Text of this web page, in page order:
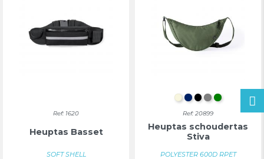
Ref: 1620
Heuptas Basset
SOFT SHELL
NATUURLIJK
MARINEBLAUW
ZWART
GRIJSGROEN
Ref: 20899
Heuptas schoudertas
Stiva
POLYESTER 600D RPET